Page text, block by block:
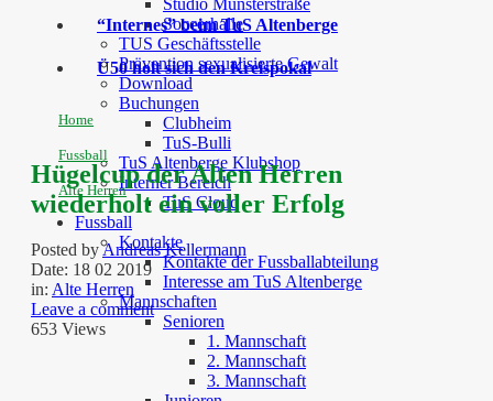
Studio Münsterstraße
Soccerhalle
TUS Geschäftsstelle
Prävention sexualisierte Gewalt
Download
Buchungen
Clubheim
TuS-Bulli
TuS Altenberge Klubshop
Interner Bereich
TuS Cloud
Fussball
Kontakte
Kontakte der Fussballabteilung
Interesse am TuS Altenberge
Mannschaften
Senioren
1. Mannschaft
2. Mannschaft
3. Mannschaft
“Internes” beim TuS Altenberge
Ü50 holt sich den Kreispokal
Home
Fussball
Alte Herren
Hügelcup der Alten Herren
wiederholt ein voller Erfolg
Posted byAndreas Kellermann
Date: 18 02 2019
in: Alte Herren
Leave a comment
653 Views